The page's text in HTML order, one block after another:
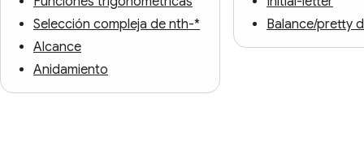
Selección compleja de nth-*
Alcance
Anidamiento
Balance/pretty